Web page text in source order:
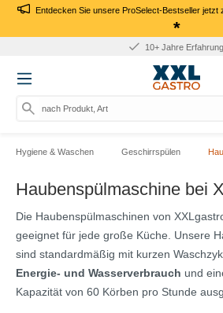
Entdecken Sie unsere ProSelect-Bestseller jetzt
*
10+ Jahre Erfahrung
nach Produkt, Art.-Nr., Ma
Hygiene & Waschen Geschirrspülen
Haubenspülmaschine bei
Die Haubenspülmaschinen von
geeignet für jede große Küche. Unsere
sind standardmäßig mit kurzen
Energie- und Wasserverbrauch und
Kapazität von 60 Körben pro Stunde